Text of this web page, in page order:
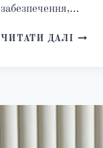
забезпечення,…
ЧИТАТИ ДАЛІ
2025: